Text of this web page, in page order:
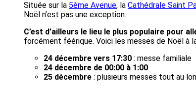
Située sur la 5ème Avenue, la Cathédrale Saint
Noël n’est pas une exception.
C’est d’ailleurs le lieu le plus populaire pour
forcément féérique. Voici les messes de Noël à
24 décembre vers 17:30 : messe familiale
24 décembre de 00:00 à 1:00
25 décembre : plusieurs messes tout au